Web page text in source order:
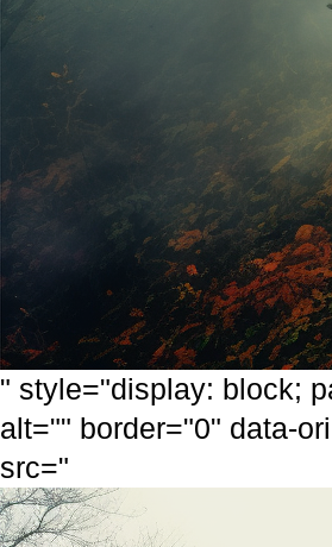
" style="display: block;
alt="" border="0" data-
src="